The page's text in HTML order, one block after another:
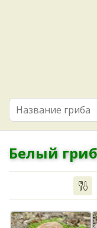
Белый гриб